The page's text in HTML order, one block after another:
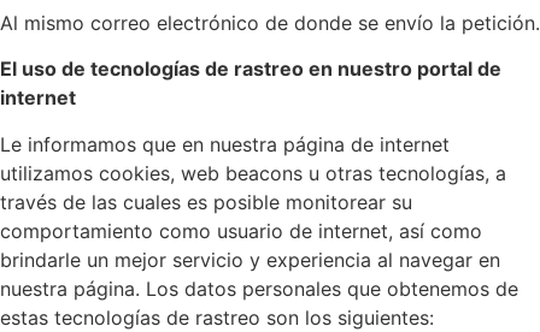
Al mismo correo electrónico de donde se envío la petición.
El uso de tecnologías de rastreo en nuestro portal de
internet
Le informamos que en nuestra página de internet
utilizamos cookies, web beacons u otras tecnologías, a
través de las cuales es posible monitorear su
comportamiento como usuario de internet, así como
brindarle un mejor servicio y experiencia al navegar en
nuestra página. Los datos personales que obtenemos de
estas tecnologías de rastreo son los siguientes: